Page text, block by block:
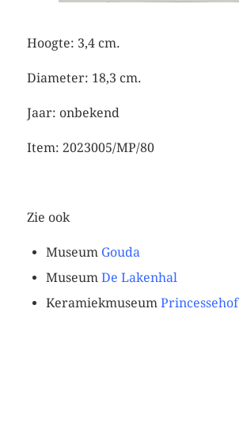
Hoogte: 3,4 cm.
Diameter: 18,3 cm.
Jaar: onbekend
Item: 2023005/MP/80
Zie ook
Museum Gouda
Museum De Lakenhal
Keramiekmuseum Princessehof